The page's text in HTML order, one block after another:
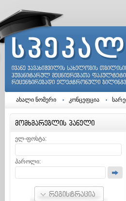
ახალი ნომერი კონცეფცია
ელ-ფოსტა:
პაროლი: